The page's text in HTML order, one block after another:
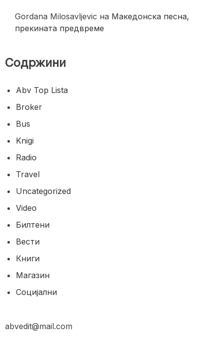
Gordana Milosavljevic на Македонска песна,
прекината предвреме
Содржини
Abv Top Lista
Broker
Bus
Knigi
Radio
Travel
Uncategorized
Video
Билтени
Вести
Книги
Магазин
Социјални
abvedit@mail.com